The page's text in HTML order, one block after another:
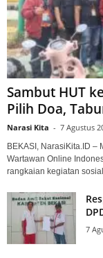
Sambut HUT
Pilih Doa,
Narasi Kita - 7 Agustus
BEKASI, NarasiKita.ID –
Wartawan Online
rangkaian kegiatan
7